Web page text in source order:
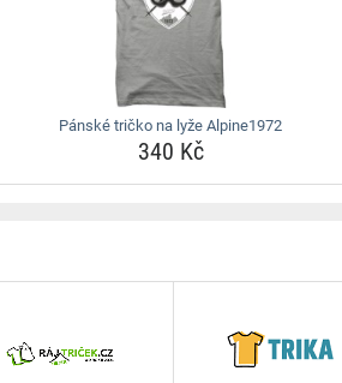
Pánské tričko na lyže Alpine1972
340 Kč